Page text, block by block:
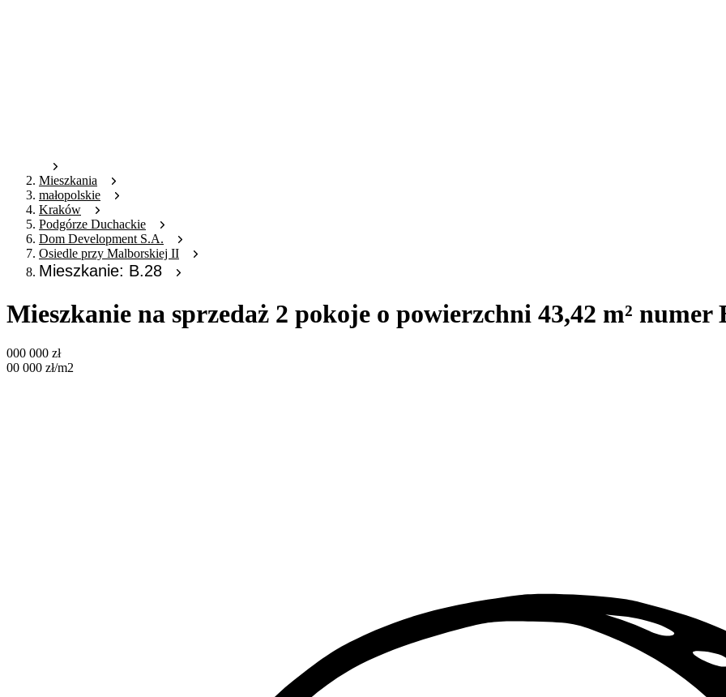
Mieszkania
małopolskie
Kraków
Podgórze Duchackie
Dom Development S.A.
Osiedle przy Malborskiej II
Mieszkanie: B.28
Mieszkanie na sprzedaż 2 pokoje o powierzchni 43,42 m² numer
000 000 zł
00 000 zł/m2